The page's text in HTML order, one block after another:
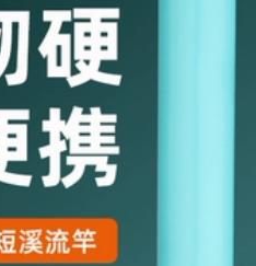
dây nylon chính
hãng dây phụ siêu
mềm dây câu kéo
mạnh lụa thô Nhật
Bản cước câu cá
siêu bền cước
carbon tàng hình
544,000